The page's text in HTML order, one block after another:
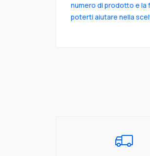
numero di prodotto e la
poterti aiutare nella